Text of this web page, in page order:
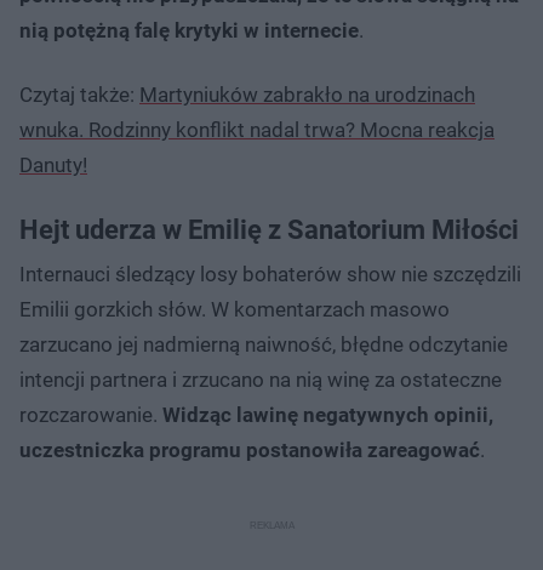
nią potężną falę krytyki w internecie.
Czytaj także: Martyniuków zabrakło na urodzinach
wnuka. Rodzinny konflikt nadal trwa? Mocna reakcja
Danuty!
Hejt uderza w Emilię z Sanatorium Miłości
Internauci śledzący losy bohaterów show nie szczędzili
Emilii gorzkich słów. W komentarzach masowo
zarzucano jej nadmierną naiwność, błędne odczytanie
intencji partnera i zrzucano na nią winę za ostateczne
rozczarowanie. Widząc lawinę negatywnych opinii,
uczestniczka programu postanowiła zareagować.